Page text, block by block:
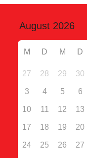
M D M D
27 28 29 30
3 4 5 6
10 11 12 13
17 18 19 20
24 25 26 27